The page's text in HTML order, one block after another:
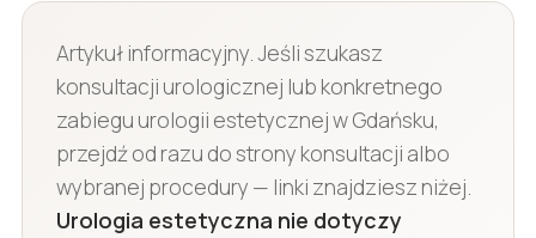
Artykuł informacyjny. Jeśli szukasz
konsultacji urologicznej lub konkretnego
zabiegu urologii estetycznej w Gdańsku,
przejdź od razu do strony konsultacji albo
wybranej procedury — linki znajdziesz niżej.
Urologia estetyczna nie dotyczy